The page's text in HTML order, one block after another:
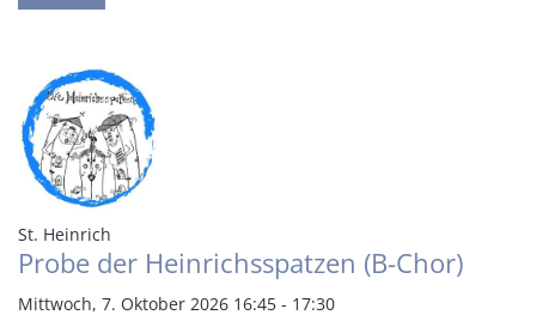
St. Heinrich
Probe der Heinrichsspatzen (B-Chor)
Mittwoch, 7. Oktober 2026 16:45 - 17:30